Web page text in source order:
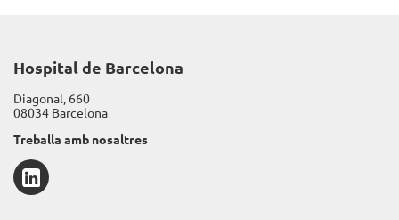
Hospital de Barcelona
Diagonal, 660
08034 Barcelona
Treballa amb nosaltres